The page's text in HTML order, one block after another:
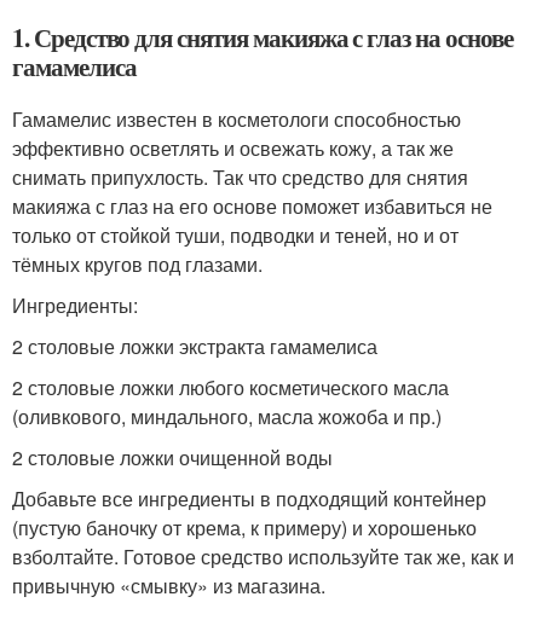
1. Средство для снятия макияжа с глаз на основе
гамамелиса
Гамамелис известен в косметологи способностью
эффективно осветлять и освежать кожу, а так же
снимать припухлость. Так что средство для снятия
макияжа с глаз на его основе поможет избавиться не
только от стойкой туши, подводки и теней, но и от
тёмных кругов под глазами.
Ингредиенты:
2 столовые ложки экстракта гамамелиса
2 столовые ложки любого косметического масла
(оливкового, миндального, масла жожоба и пр.)
2 столовые ложки очищенной воды
Добавьте все ингредиенты в подходящий контейнер
(пустую баночку от крема, к примеру) и хорошенько
взболтайте. Готовое средство используйте так же, как и
привычную «смывку» из магазина.